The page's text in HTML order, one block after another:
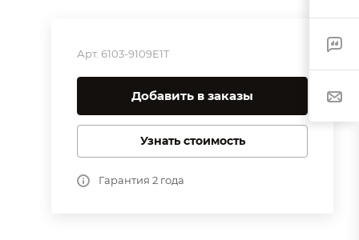
Арт. 6103-9109E1T
Добавить в заказы
Узнать стоимость
Гарантия 2 года